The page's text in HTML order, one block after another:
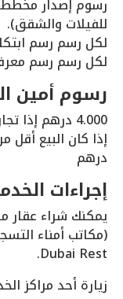
للفيلات والشقق).
لكل رسم رسم ابتكار – 10
لكل رسم رسم معرفة – 10
رسوم أمين
4.000 درهم إذا تجاوزت قيمة البيع 500.000 درهم
درهم
إجراءات
يمكنك شراء عقار
(مكاتب أمناء
Dubai Rest.
زيارة أحد مراكز